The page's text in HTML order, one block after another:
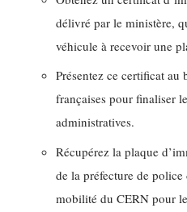
délivré par le ministère,
véhicule à recevoir une
Présentez ce certificat au
françaises pour finaliser
administratives.
Récupérez la plaque
de la préfecture de
mobilité du CERN pour